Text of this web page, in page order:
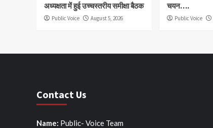
अध्यक्षता में हुई उच्चस्तरीय समीक्षा बैठक
Public Voice August 5, 2026
चयन….
Public Voice
Contact Us
Name: Public- Voice Team